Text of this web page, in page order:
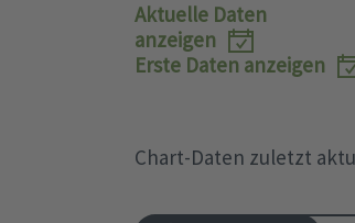
popup.
Aktuelle Daten
anzeigen
Erste Daten anzeigen
Chart-Daten zuletzt